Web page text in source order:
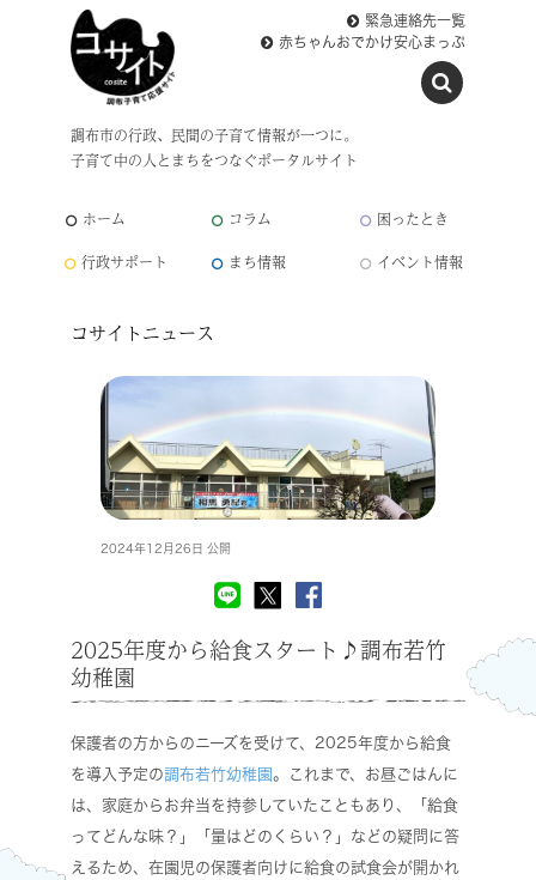
調布市の行政、民間の子育て情報が一つに。
子育て中の人とまちをつなぐポータルサイト
緊急連絡先一覧
赤ちゃんおでかけ安心まっぷ
ホーム コラム
困ったとき
行政サポート
まち情報 イベント情報
コサイトニュース
2024年12月26日 公開
2025年度から給食スタート♪調布若竹
幼稚園
保護者の方からのニーズを受けて、2025年度から給食
を導入予定の調布若竹幼稚園 。これまで、お昼ごはんに
は、家庭からお弁当を持参していたこともあり、「給食
ってどんな味？」「量はどのくらい？」などの疑問に答
えるため、在園児の保護者向けに給食の試食会が開かれ